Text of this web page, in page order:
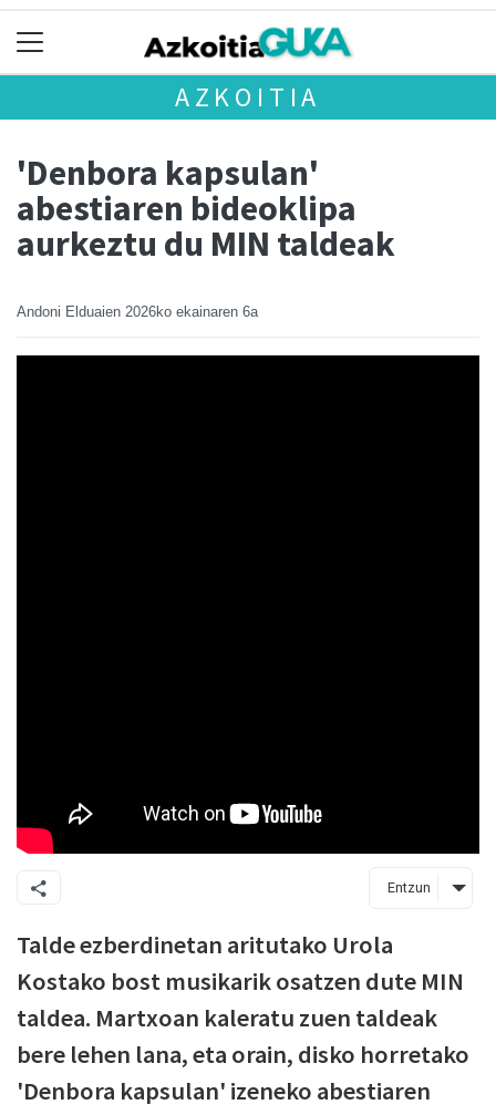
AZKOITIA
'Denbora kapsulan'
abestiaren bideoklipa
aurkeztu du MIN taldeak
Andoni Elduaien 2026ko ekainaren 6a
Entzun
Talde ezberdinetan aritutako Urola
Kostako bost musikarik osatzen dute MIN
taldea. Martxoan kaleratu zuen taldeak
bere lehen lana, eta orain, disko horretako
'Denbora kapsulan' izeneko abestiaren